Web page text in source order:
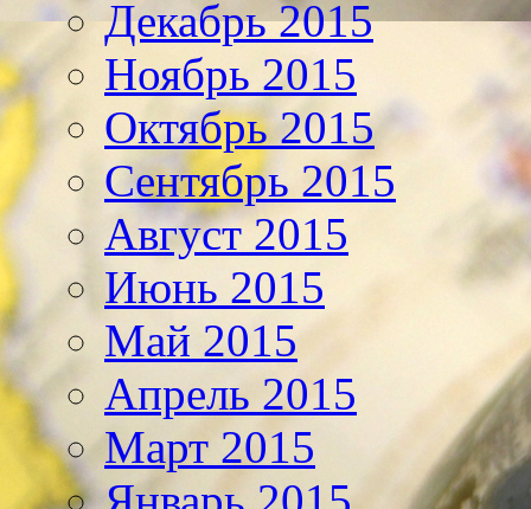
Декабрь 2015
Ноябрь 2015
Октябрь 2015
Сентябрь 2015
Август 2015
Июнь 2015
Май 2015
Апрель 2015
Март 2015